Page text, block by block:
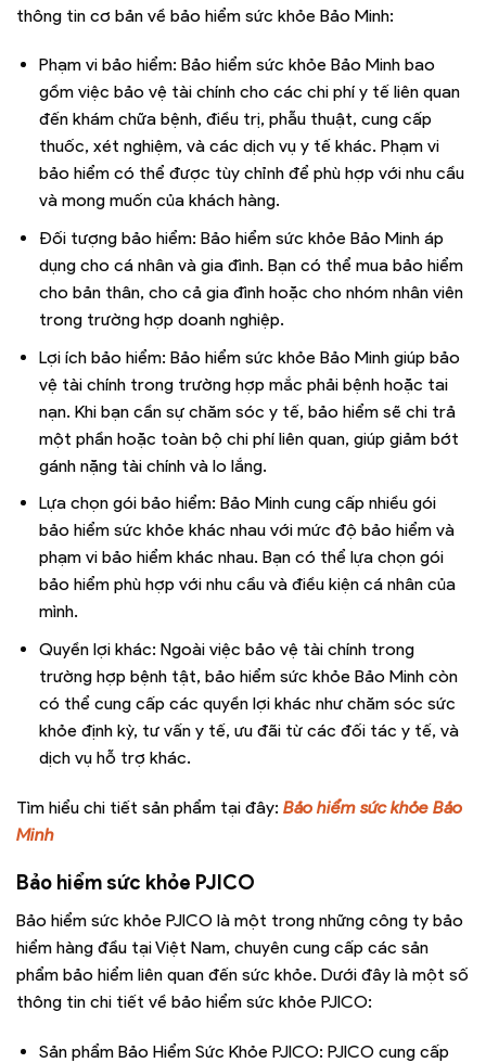
thông tin cơ bản về bảo hiểm sức khỏe Bảo Minh:
Phạm vi bảo hiểm: Bảo hiểm sức khỏe Bảo Minh bao
gồm việc bảo vệ tài chính cho các chi phí y tế liên quan
đến khám chữa bệnh, điều trị, phẫu thuật, cung cấp
thuốc, xét nghiệm, và các dịch vụ y tế khác. Phạm vi
bảo hiểm có thể được tùy chỉnh để phù hợp với nhu cầu
và mong muốn của khách hàng.
Đối tượng bảo hiểm: Bảo hiểm sức khỏe Bảo Minh áp
dụng cho cá nhân và gia đình. Bạn có thể mua bảo hiểm
cho bản thân, cho cả gia đình hoặc cho nhóm nhân viên
trong trường hợp doanh nghiệp.
Lợi ích bảo hiểm: Bảo hiểm sức khỏe Bảo Minh giúp bảo
vệ tài chính trong trường hợp mắc phải bệnh hoặc tai
nạn. Khi bạn cần sự chăm sóc y tế, bảo hiểm sẽ chi trả
một phần hoặc toàn bộ chi phí liên quan, giúp giảm bớt
gánh nặng tài chính và lo lắng.
Lựa chọn gói bảo hiểm: Bảo Minh cung cấp nhiều gói
bảo hiểm sức khỏe khác nhau với mức độ bảo hiểm và
phạm vi bảo hiểm khác nhau. Bạn có thể lựa chọn gói
bảo hiểm phù hợp với nhu cầu và điều kiện cá nhân của
mình.
Quyền lợi khác: Ngoài việc bảo vệ tài chính trong
trường hợp bệnh tật, bảo hiểm sức khỏe Bảo Minh còn
có thể cung cấp các quyền lợi khác như chăm sóc sức
khỏe định kỳ, tư vấn y tế, ưu đãi từ các đối tác y tế, và
dịch vụ hỗ trợ khác.
Tìm hiểu chi tiết sản phẩm tại đây: Bảo hiểm sức khỏe Bảo
Minh
Bảo hiểm sức khỏe PJICO
Bảo hiểm sức khỏe PJICO là một trong những công ty bảo
hiểm hàng đầu tại Việt Nam, chuyên cung cấp các sản
phẩm bảo hiểm liên quan đến sức khỏe. Dưới đây là một số
thông tin chi tiết về bảo hiểm sức khỏe PJICO:
Sản phẩm Bảo Hiểm Sức Khỏe PJICO: PJICO cung cấp